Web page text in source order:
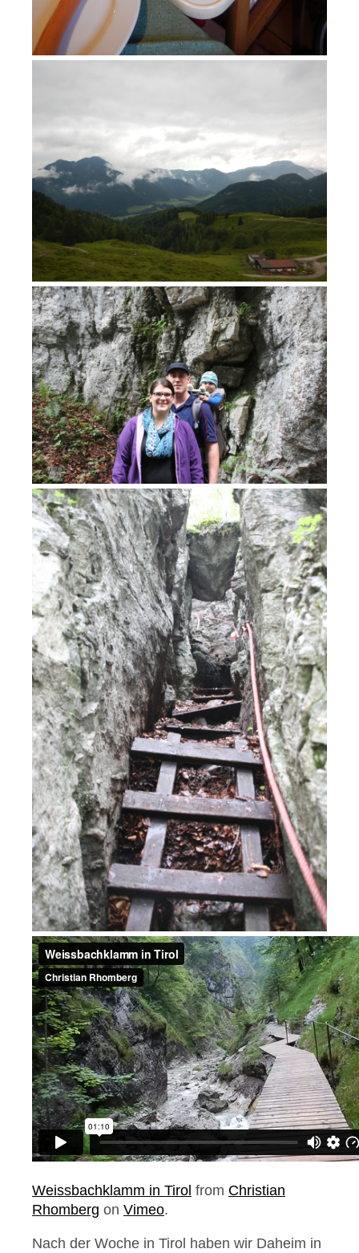
Weissbachklamm in Tirol from Christian
Rhomberg on Vimeo.
Nach der Woche in Tirol haben wir Daheim in